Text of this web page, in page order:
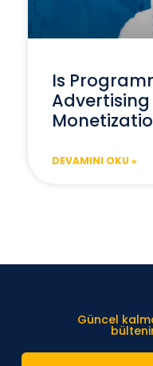
Is
Advertising
DEVAMINI OKU »
Güncel